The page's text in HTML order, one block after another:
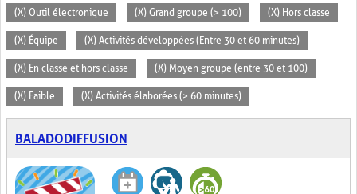
(X) Outil électronique (X) Grand groupe (> 100) (X) Hors classe
(X) Équipe (X) Activités développées (Entre 30 et 60 minutes)
(X) En classe et hors classe (X) Moyen groupe (entre 30 et 100)
(X) Faible (X) Activités élaborées (> 60 minutes)
BALADODIFFUSION